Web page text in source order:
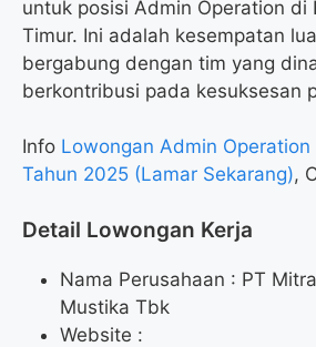
untuk posisi Admin Operation di
Timur. Ini adalah kesempatan
bergabung dengan tim yang
berkontribusi pada kesuksesan
Info Lowongan Admin Operation
Tahun 2025 (Lamar Sekarang),
Detail Lowongan Kerja
Nama Perusahaan : PT
Mustika Tbk
Website :